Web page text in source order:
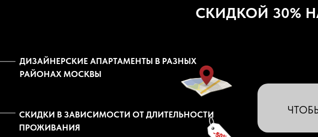
ДИЗАЙНЕРСКИЕ АПАРТАМЕНТЫ В РАЗНЫХ
РАЙОНАХ МОСКВЫ
СКИДКИ В ЗАВИСИМОСТИ ОТ ДЛИТЕЛЬНОСТИ
ПРОЖИВАНИЯ
СКИДКОЙ 30%